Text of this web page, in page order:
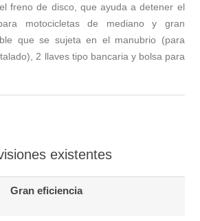
freno de disco, que ayuda a detener el
motocicletas de mediano y gran
que se sujeta en el manubrio (para
2 llaves tipo bancaria y bolsa para
existentes
Gran eficiencia